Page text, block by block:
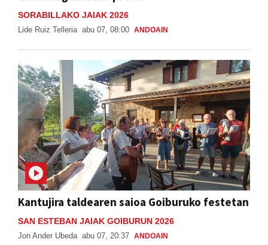
SORABILLAKO JAIAK 2026
Lide Ruiz Telleria abu 07, 08:00 ANDOAIN
Kantujira taldearen saioa Goiburuko festetan
SAN ESTEBAN JAIAK GOIBURUN 2026
Jon Ander Ubeda abu 07, 20:37 ANDOAIN